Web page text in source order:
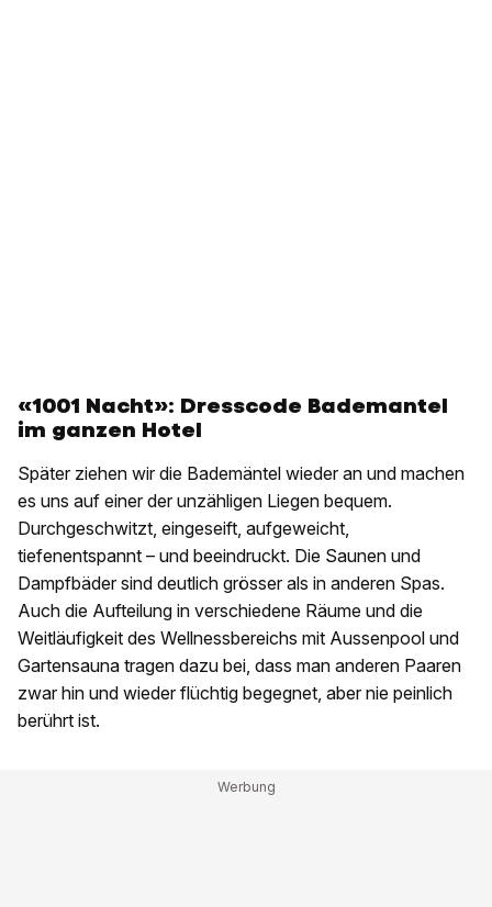
«1001 Nacht»: Dresscode Bademantel
im ganzen Hotel
Später ziehen wir die Bademäntel wieder an und machen
es uns auf einer der unzähligen Liegen bequem.
Durchgeschwitzt, eingeseift, aufgeweicht,
tiefenentspannt – und beeindruckt. Die Saunen und
Dampfbäder sind deutlich grösser als in anderen Spas.
Auch die Aufteilung in verschiedene Räume und die
Weitläufigkeit des Wellnessbereichs mit Aussenpool und
Gartensauna tragen dazu bei, dass man anderen Paaren
zwar hin und wieder flüchtig begegnet, aber nie peinlich
berührt ist.